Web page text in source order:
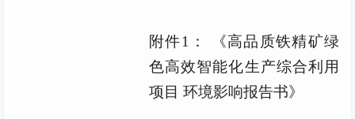
附件1 ： 《高品质铁精矿绿
色高效智能化生产综合利用
项目 环境影响报告书》